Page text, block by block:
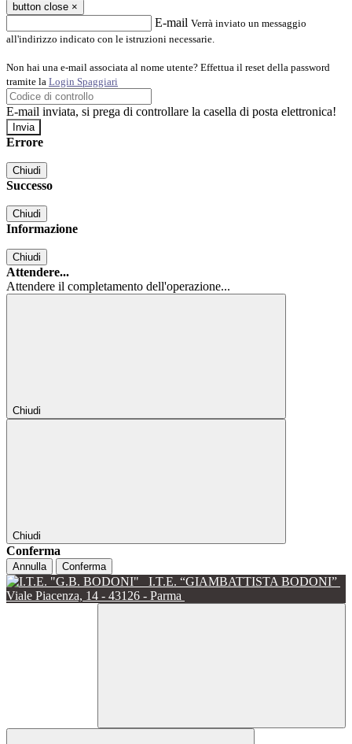
button close ×
E-mail Verrà inviato un messaggio
all'indirizzo indicato con le istruzioni necessarie.
Non hai una e-mail associata al nome utente? Effettua il reset della password
tramite la Login Spaggiari
E-mail inviata, si prega di controllare la casella di posta elettronica!
Errore
Chiudi
Successo
Chiudi
Informazione
Chiudi
Attendere...
Attendere il completamento dell'operazione...
Chiudi
Chiudi
Conferma
Annulla Conferma
I.T.E. “GIAMBATTISTA BODONI”
Viale Piacenza, 14 - 43126 - Parma